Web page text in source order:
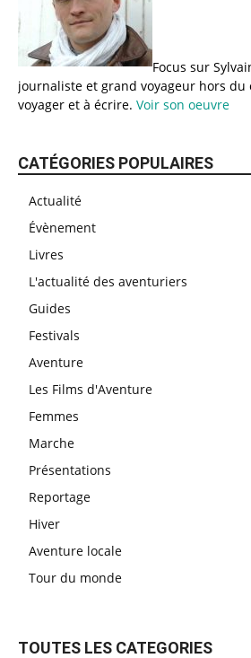
Focus sur
journaliste et grand voyageur hors du
voyager et à écrire. Voir son oeuvre
CATÉGORIES POPULAIRES
Actualité
Évènement
Livres
L'actualité des aventuriers
Guides
Festivals
Aventure
Les Films d'Aventure
Femmes
Marche
Présentations
Reportage
Hiver
Aventure locale
Tour du monde
TOUTES LES CATEGORIES